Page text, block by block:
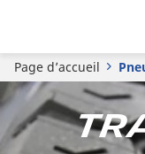
Page d’accueil